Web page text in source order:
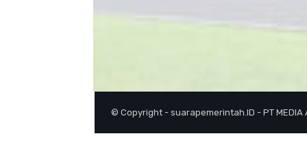
© Copyright - suarapemerintah.ID - PT MEDIA